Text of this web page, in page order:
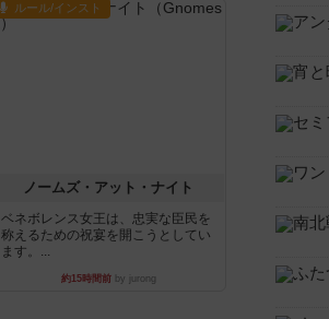
ルール/インスト
ノームズ・アット・ナイト
ベネボレンス女王は、忠実な臣民を
称えるための祝宴を開こうとしてい
ます。...
約15時間前by jurong